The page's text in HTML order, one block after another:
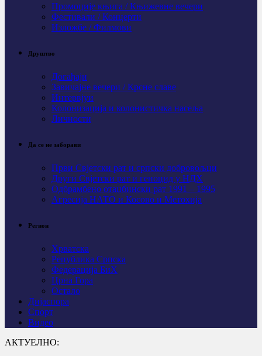
Промоције књига / Књижевне вечери
Фестивали / Концерти
Изложбе / Филмови
Друштво
Догађаји
Завичајне вечери / Крсне славе
Интервјуи
Колонизација и колонистичка насеља
Личности
Да се не заборави
Први Свјeтски рат и српски добровољци
Други Свјетски рат и геноцид у НДХ
Одбрамбено отаџбински рат 1991 – 1995
Агресија НАТО и Косово и Метохија
Регион
Хрватска
Република Српска
Федерација БиХ
Црна Гора
Остало
Дијаспора
Спорт
Видео
АКТУЕЛНО: